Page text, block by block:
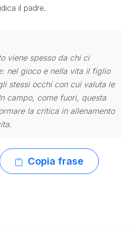
il padre.
viene spesso da chi ci
nel gioco e nella vita il figlio
stessi occhi con cui valuta le
campo, come fuori, questa
la critica in allenamento
Copia frase